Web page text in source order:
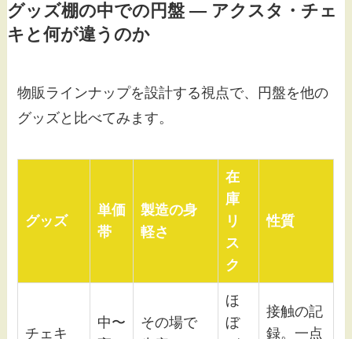
グッズ棚の中での円盤 — アクスタ・チェ
キと何が違うのか
物販ラインナップを設計する視点で、円盤を他の
グッズと比べてみます。
グッズ
単価
帯
製造の身
軽さ
在
庫
リ
ス
ク
性質
チェキ
中〜
その場で
ほ
ぼ
接触の記
録。一点